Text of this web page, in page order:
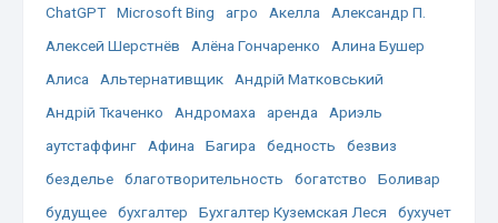
ChatGPT Microsoft Bing агро Акелла
Александр П.
Алексей Шерстнёв
Алёна Гончаренко
Алина Бушер
Алиса
Альтернативщик
Андрій Матковський
Андрій Ткаченко
Андромаха аренда
Ариэль
аутстаффинг
Афина Багира бедность
безвиз
безделье
благотворительность богатство
Боливар
будущее
бухгалтер Бухгалтер Куземская Леся
бухучет